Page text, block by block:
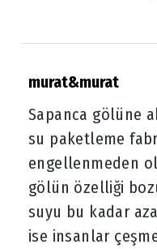
murat&murat
Sapanca gölüne
su paketleme
engellenmeden
gölün özelliği
suyu bu kadar
ise insanlar